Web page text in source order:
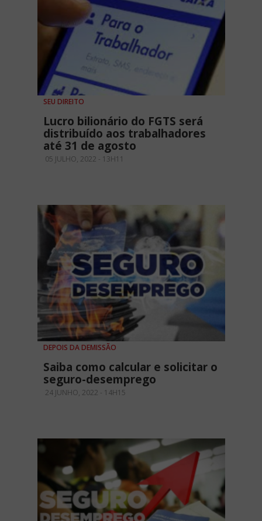
SEU DIREITO
Lucro bilionário do FGTS será
distribuído aos trabalhadores
até 31 de agosto
05 JULHO, 2022 - 13H11
DEPOIS DA DEMISSÃO
Saiba como calcular e solicitar o
seguro-desemprego
24 JUNHO, 2022 - 14H15